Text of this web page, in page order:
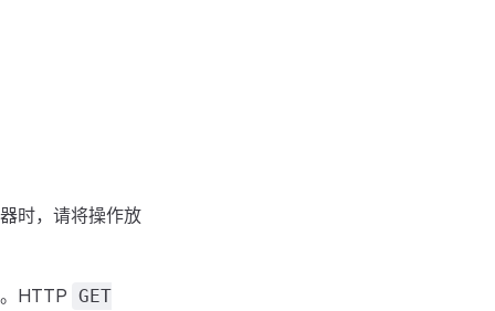
时，请将操作放
HTTP GET